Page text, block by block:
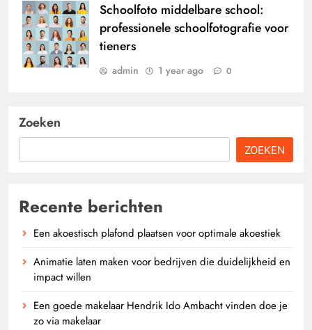
Schoolfoto middelbare school:
professionele schoolfotografie voor
tieners
admin 1 year ago 0
Zoeken
ZOEKEN
Recente berichten
Een akoestisch plafond plaatsen voor optimale akoestiek
Animatie laten maken voor bedrijven die duidelijkheid en
impact willen
Een goede makelaar Hendrik Ido Ambacht vinden doe je
zo via makelaar